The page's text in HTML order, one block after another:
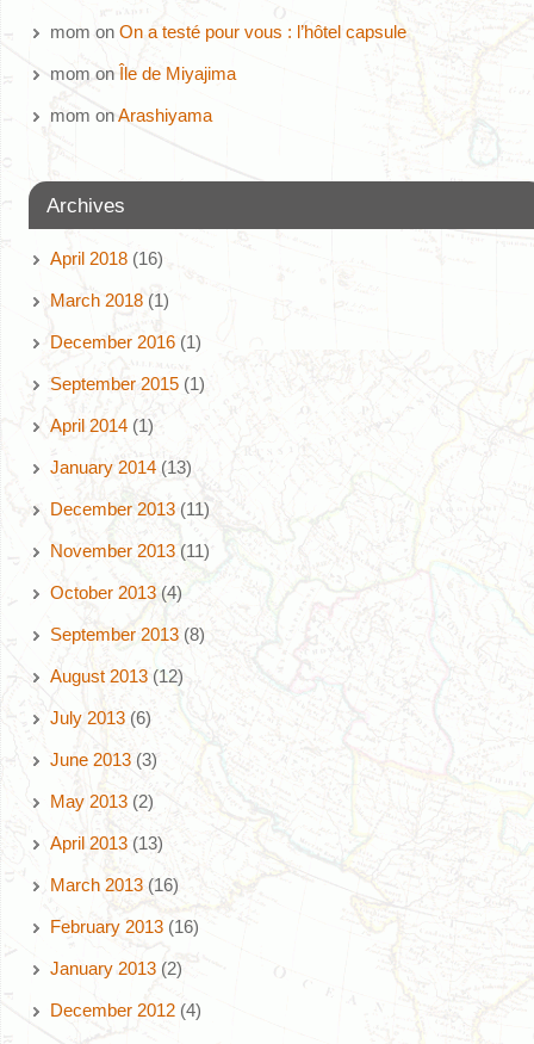
mom on On a testé pour vous : l’hôtel capsule
mom on Île de Miyajima
mom onArashiyama
Archives
April 2018(16)
March 2018(1)
December 2016(1)
September 2015(1)
April 2014(1)
January 2014(13)
December 2013(11)
November 2013(11)
October 2013(4)
September 2013(8)
August 2013(12)
July 2013(6)
June 2013(3)
May 2013(2)
April 2013(13)
March 2013(16)
February 2013(16)
January 2013(2)
December 2012(4)